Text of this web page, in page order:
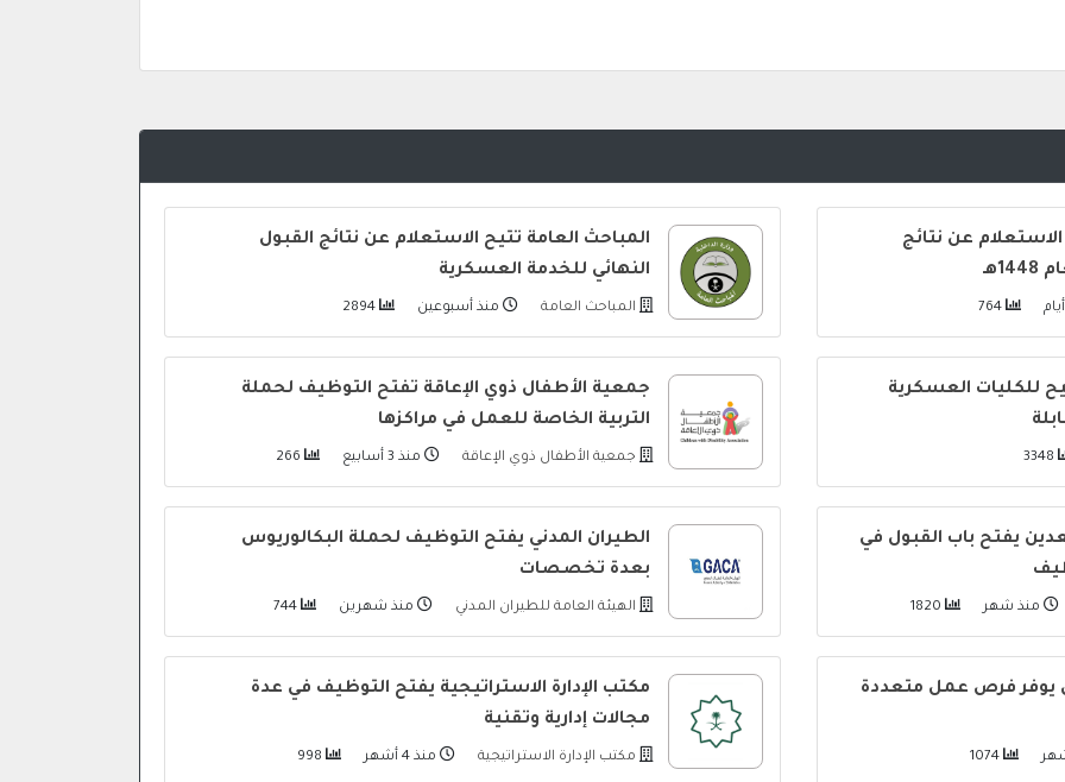
عن نتائج
المباحث العامة تتيح الاستعلام عن نتائج القبول
النهائي للخدمة العسكرية
المباحث العامة منذ أسبوعين
للكليات العسكرية
جمعية الأطفال ذوي الإعاقة تفتح التوظيف لحملة
التربية الخاصة للعمل في مراكزها
جمعية الأطفال ذوي الإعاقة منذ 3 أسابيع
يفتح باب القبول في
منذ شهر
الطيران المدني يفتح التوظيف لحملة البكالوريوس
بعدة تخصصات
الهيئة العامة للطيران المدني منذ شهرين
يوفر فرص عمل متعددة
مكتب الإدارة الاستراتيجية يفتح التوظيف في عدة
مجالات إدارية وتقنية
مكتب الإدارة الاستراتيجية منذ 4 أشهر